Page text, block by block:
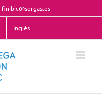
finibic@sergas.es
Inglés